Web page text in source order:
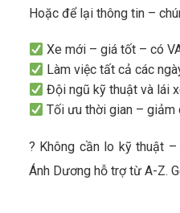
Hoặc để lại thông tin –
Xe mới – giá tốt – có
Làm việc tất cả các
Đội ngũ kỹ thuật và lái
Tối ưu thời gian – giảm
? Không cần lo kỹ thuật
Ánh Dương hỗ trợ từ A-Z.